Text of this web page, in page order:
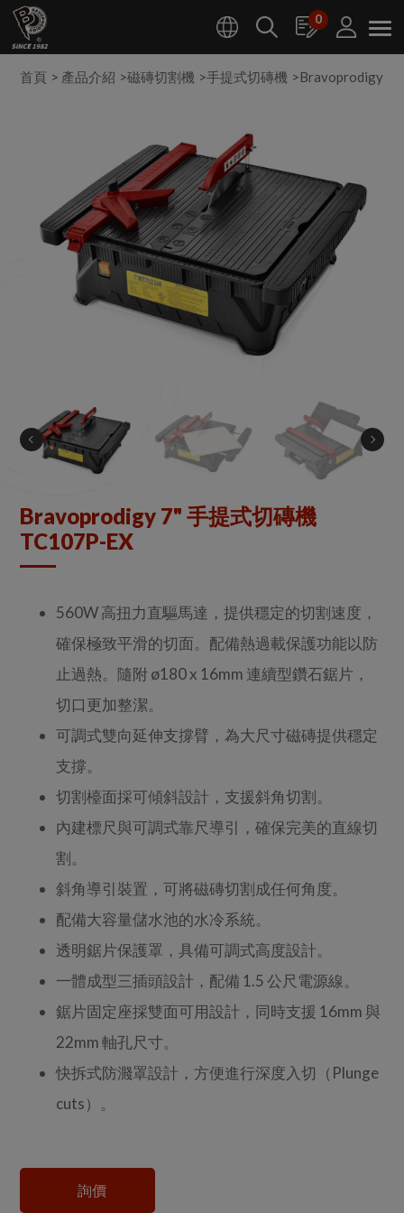
0
首頁 產品介紹 磁磚切割機 手提式切磚機 Bravoprodigy 7"
Bravoprodigy 7" 手提式切磚機
TC107P-EX
560W 高扭力直驅馬達，提供穩定的切割速度，
確保極致平滑的切面。配備熱過載保護功能以防
止過熱。隨附 ø180 x 16mm 連續型鑽石鋸片，
切口更加整潔。
可調式雙向延伸支撐臂，為大尺寸磁磚提供穩定
支撐。
切割檯面採可傾斜設計，支援斜角切割。
內建標尺與可調式靠尺導引，確保完美的直線切
割。
斜角導引裝置，可將磁磚切割成任何角度。
配備大容量儲水池的水冷系統。
透明鋸片保護罩，具備可調式高度設計。
一體成型三插頭設計，配備 1.5 公尺電源線。
鋸片固定座採雙面可用設計，同時支援 16mm 與
22mm 軸孔尺寸。
快拆式防濺罩設計，方便進行深度入切（Plunge
cuts）。
詢價
Cookie管理面板